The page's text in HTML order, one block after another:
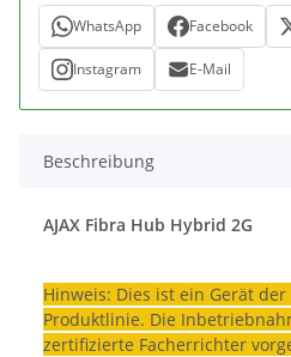
WhatsApp Facebook
Instagram E-Mail
Beschreibung
AJAX Fibra Hub Hybrid 2G
Hinweis: Dies ist ein Gerät
Produktlinie. Die
zertifizierte Facherrichter